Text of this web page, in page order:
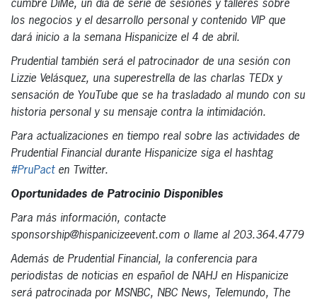
cumbre DiMe, un día de serie de sesiones y talleres sobre
los negocios y el desarrollo personal y contenido VIP que
dará inicio a la semana Hispanicize el 4 de abril.
Prudential también será el patrocinador de una sesión con
Lizzie Velásquez, una superestrella de las charlas TEDx y
sensación de YouTube que se ha trasladado al mundo con su
historia personal y su mensaje contra la intimidación.
Para actualizaciones en tiempo real sobre las actividades de
Prudential Financial durante Hispanicize siga el hashtag
#PruPacten Twitter.
Oportunidades de Patrocinio Disponibles
Para más información, contacte
sponsorship@hispanicizeevent.com o llame al 203.364.4779
Además de Prudential Financial, la conferencia para
periodistas de noticias en español de NAHJ en Hispanicize
será patrocinada por MSNBC, NBC News, Telemundo, The